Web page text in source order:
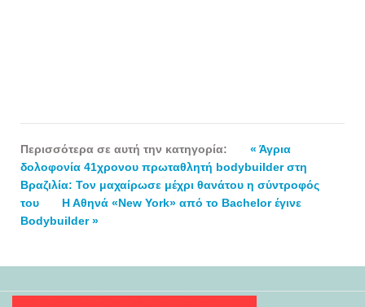
Περισσότερα σε αυτή την κατηγορία:
« Άγρια
δολοφονία 41χρονου πρωταθλητή bodybuilder στη
Βραζιλία: Τον μαχαίρωσε μέχρι θανάτου η σύντροφός
του
Η Αθηνά «New York» από το Bachelor έγινε
Βodybuilder »